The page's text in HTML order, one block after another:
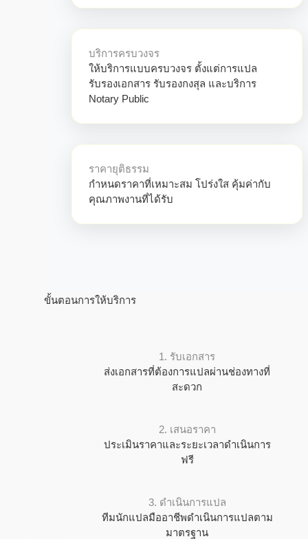
บริการครบวงจร
ให้บริการแบบครบวงจร ตั้งแต่การแปล
รับรองเอกสาร รับรองกงสุล และบริการ
Notary Public
ราคายุติธรรม
กำหนดราคาที่เหมาะสม โปร่งใส คุ้มค่ากับ
คุณภาพงานที่ได้รับ
ขั้นตอนการให้บริการ
1. รับเอกสาร
ส่งเอกสารที่ต้องการแปลผ่านช่องทางที่
สะดวก
2. เสนอราคา
ประเมินราคาและระยะเวลาดำเนินการ
ฟรี
3. ดำเนินการแปล
ทีมนักแปลมืออาชีพดำเนินการแปลตาม
มาตรฐาน